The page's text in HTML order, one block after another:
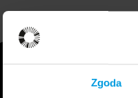
Zgoda